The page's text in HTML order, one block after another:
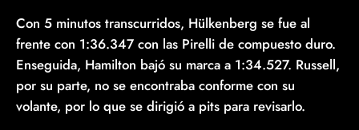
Con 5 minutos transcurridos, Hülkenberg se fue al
frente con 1:36.347 con las Pirelli de compuesto duro.
Enseguida, Hamilton bajó su marca a 1:34.527. Russell,
por su parte, no se encontraba conforme con su
volante, por lo que se dirigió a pits para revisarlo.